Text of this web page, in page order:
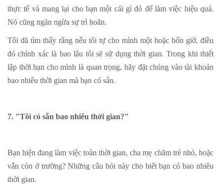
thực tế và mang lại cho bạn một cái gì đó để làm việc hiệu quả.
Nó cũng ngăn ngừa sự trì hoãn.
Tôi đã tìm thấy rằng nếu tôi tự cho mình một hoặc bốn giờ, điều
đó chính xác là bao lâu tôi sẽ sử dụng thời gian. Trong khi thiết
lập thời hạn cho mình là quan trọng, hãy đặt chúng vào tài khoản
bao nhiêu thời gian mà bạn có sẵn.
7. "Tôi có sẵn bao nhiêu thời gian?"
Bạn hiện đang làm việc toàn thời gian, cha mẹ chăm trẻ nhỏ, hoặc
vẫn còn ở trường? Những câu hỏi này cho biết bạn có bao nhiêu
thời gian.